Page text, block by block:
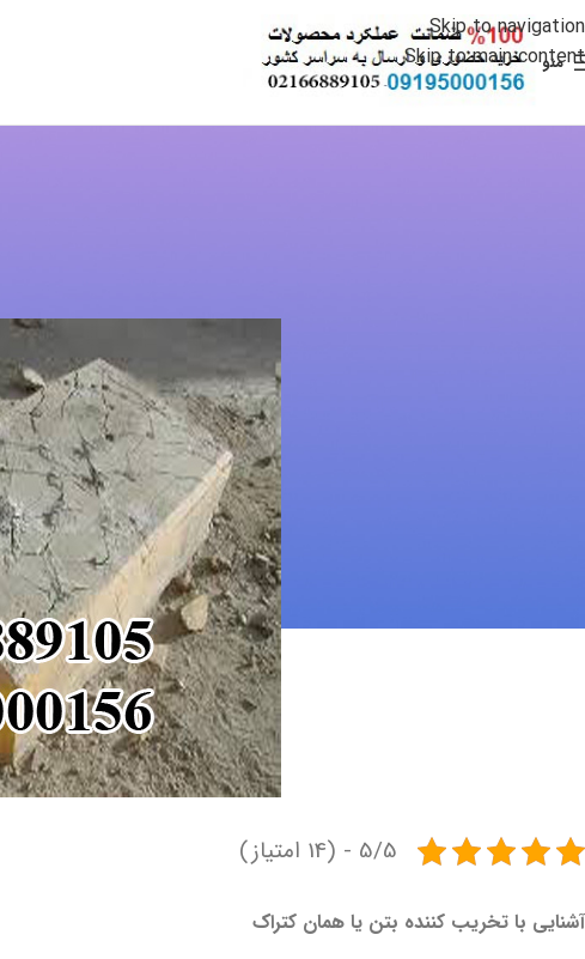
Skip to navigation
Skip to main content
منو
5/5 - (14 امتیاز)
آشنایی با تخریب‌ کننده بتن یا همان کتراک